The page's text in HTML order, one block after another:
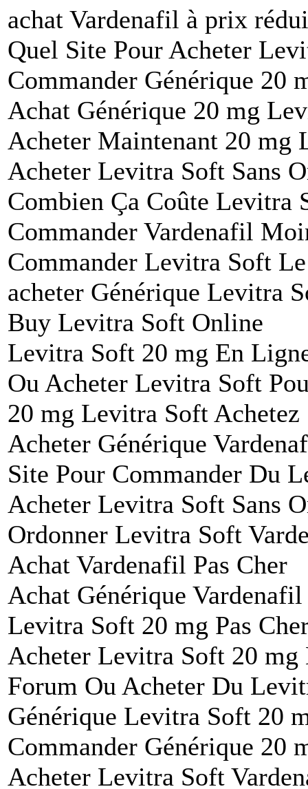
achat Vardenafil à prix
Quel Site Pour Acheter
Commander Générique 20
Achat Générique 20 mg
Acheter Maintenant 20 mg
Acheter Levitra Soft Sans
Combien Ça Coûte Levitra
Commander Vardenafil
Commander Levitra Soft
acheter Générique Levitra
Buy Levitra Soft Online
Levitra Soft 20 mg En
Ou Acheter Levitra Soft
20 mg Levitra Soft Achetez
Acheter Générique
Site Pour Commander Du
Acheter Levitra Soft Sans
Ordonner Levitra Soft
Achat Vardenafil Pas Cher
Achat Générique
Levitra Soft 20 mg Pas
Acheter Levitra Soft 20 mg
Forum Ou Acheter Du
Générique Levitra Soft 20
Commander Générique 20
Acheter Levitra Soft